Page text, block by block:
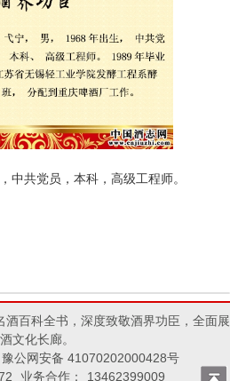
共党员，本科，高级工程师。
百科全书，深度致敬酒界功臣，全面展
文化长廊。
公网安备 41070202000428号
业务合作： 13462399009